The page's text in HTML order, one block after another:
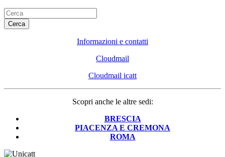
Cerca
Informazioni e contatti
Cloudmail
Cloudmail icatt
Scopri anche le altre sedi:
BRESCIA
PIACENZA E CREMONA
ROMA